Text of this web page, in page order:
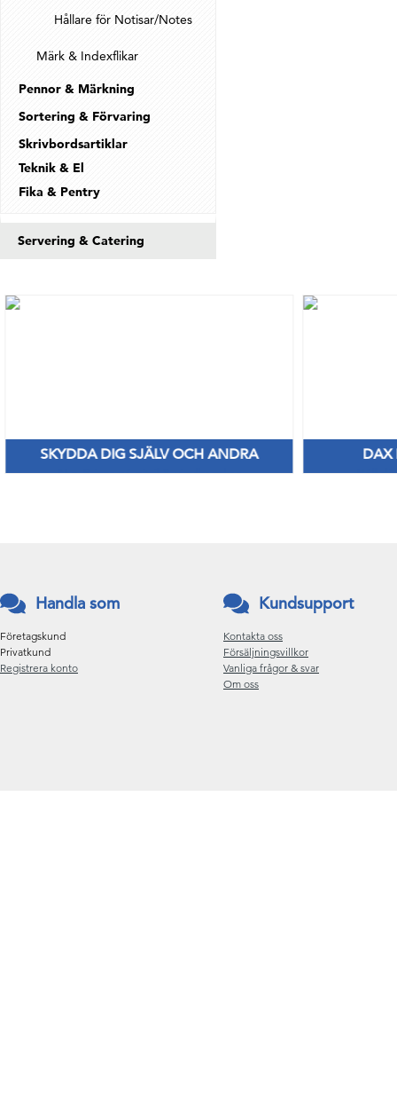
Hållare för Notisar/Notes
Märk & Indexflikar
Pennor & Märkning
Sortering & Förvaring
Skrivbordsartiklar
Teknik & El
Fika & Pentry
Servering & Catering
SKYDDA DIG SJÄLV OCH ANDRA
Nya Priser på nitril & vinylhanskar
DAX
Håll
Handla som
Företagskund
Privatkund
Registrera konto
Kundsupport
Kontakta oss
Försäljningsvillkor
Vanliga frågor & svar
Om oss